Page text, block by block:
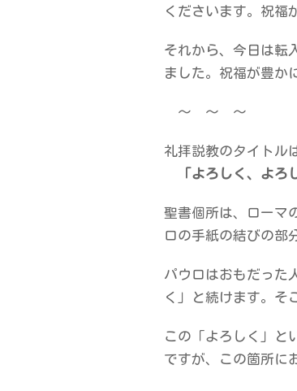
くださいます。祝福
それから、今日は転
ました。祝福が豊か
～ ～ ～
礼拝説教のタイトル
「よろしく、よろ
聖書個所は、ローマ
ロの手紙の結びの部
パウロはおもだった
く」と続けます。そ
この「よろしく」と
ですが、この箇所に